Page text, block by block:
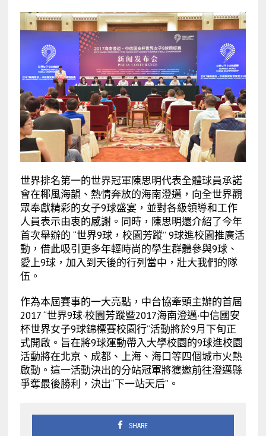
世界排名第一的世界冠軍陳思明代表全體球員承諾
會在椰風海韻、熱情奔放的海南澄邁，向全世界觀
眾奉獻精彩的女子9球盛宴，並對各級領導和工作
人員表示由衷的感謝。同時，陳思明還介紹了今年
首次舉辦的 “世界9球，校園芳蹤” 9球進校園推廣活
動，借此吸引更多年輕時尚的學生群體參與9球、
愛上9球，加入到天後的行列當中，壯大我們的隊
伍。
作為本屆賽事的一大亮點，中台協牽頭主辦的首屆
2017 “世界9球·校園芳蹤暨2017海南澄邁·中信國安
杯世界女子9球錦標賽校園行”活動將於9月下旬正
式開啟。旨在將9球運動帶入大學校園的9球進校園
活動將在北京、成都、上海、海口等四個城市火熱
啟動。這一活動決出的分站冠軍將獲邀前往澄邁縣
爭奪最後勝利，決出“下一站天后”。
SHARE